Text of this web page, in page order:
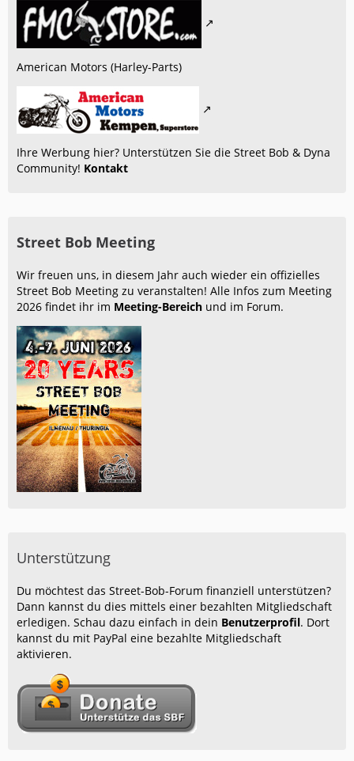
American Motors (Harley-Parts)
Ihre Werbung hier? Unterstützen Sie die Street Bob & Dyna
Community! Kontakt
Street Bob Meeting
Wir freuen uns, in diesem Jahr auch wieder ein offizielles
Street Bob Meeting zu veranstalten! Alle Infos zum Meeting
2026 findet ihr im Meeting-Bereich und im Forum.
Unterstützung
Du möchtest das Street-Bob-Forum finanziell unterstützen?
Dann kannst du dies mittels einer bezahlten Mitgliedschaft
erledigen. Schau dazu einfach in dein Benutzerprofil. Dort
kannst du mit PayPal eine bezahlte Mitgliedschaft
aktivieren.